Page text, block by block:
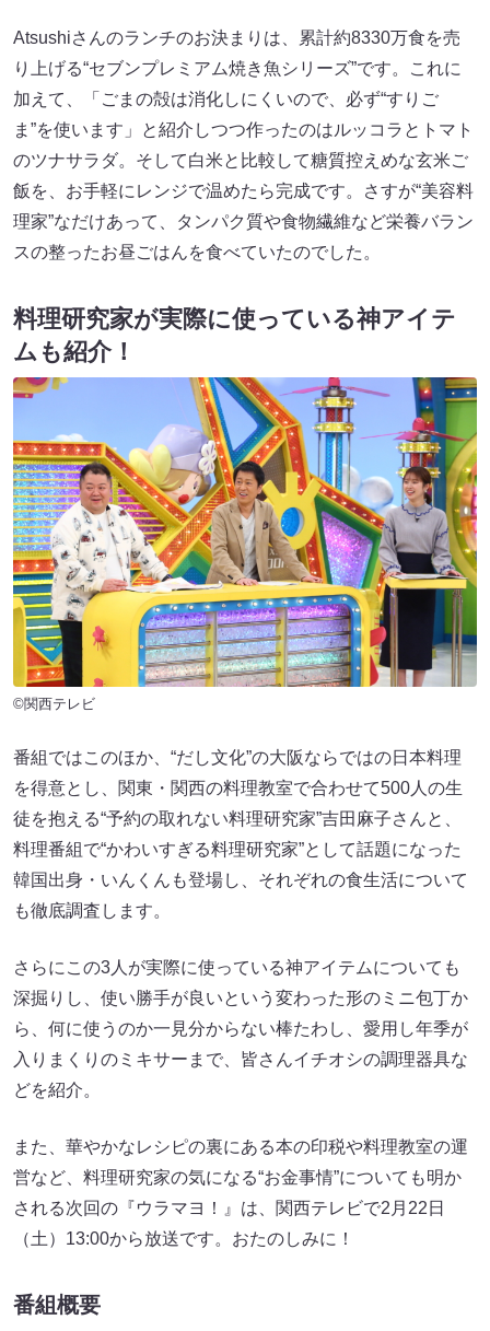
Atsushiさんのランチのお決まりは、累計約8330万食を売
り上げる“セブンプレミアム焼き魚シリーズ”です。これに
加えて、「ごまの殻は消化しにくいので、必ず“すりご
ま”を使います」と紹介しつつ作ったのはルッコラとトマト
のツナサラダ。そして白米と比較して糖質控えめな玄米ご
飯を、お手軽にレンジで温めたら完成です。さすが“美容料
理家”なだけあって、タンパク質や食物繊維など栄養バラン
スの整ったお昼ごはんを食べていたのでした。
料理研究家が実際に使っている神アイテ
ムも紹介！
©関西テレビ
番組ではこのほか、“だし文化”の大阪ならではの日本料理
を得意とし、関東・関西の料理教室で合わせて500人の生
徒を抱える“予約の取れない料理研究家”吉田麻子さんと、
料理番組で“かわいすぎる料理研究家”として話題になった
韓国出身・いんくんも登場し、それぞれの食生活について
も徹底調査します。
さらにこの3人が実際に使っている神アイテムについても
深掘りし、使い勝手が良いという変わった形のミニ包丁か
ら、何に使うのか一見分からない棒たわし、愛用し年季が
入りまくりのミキサーまで、皆さんイチオシの調理器具な
どを紹介。
また、華やかなレシピの裏にある本の印税や料理教室の運
営など、料理研究家の気になる“お金事情”についても明か
される次回の『ウラマヨ！』は、関西テレビで2月22日
（土）13:00から放送です。おたのしみに！
番組概要